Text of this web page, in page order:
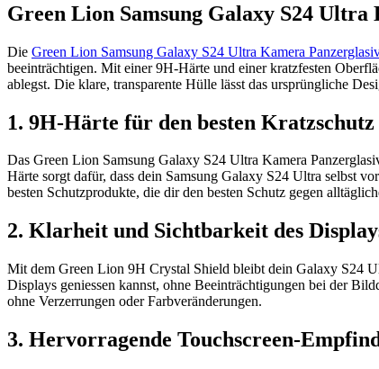
Green Lion Samsung Galaxy S24
Die Green Lion Samsung Galaxy S24 Ultra Kamera
beeinträchtigen. Mit einer 9H-Härte und einer kratzfesten
ablegst. Die klare, transparente Hülle lässt das ursprüngliche
1. 9H-Härte für den besten Kratzschutz
Das Green Lion Samsung Galaxy S24 Ultra Kamera
Härte sorgt dafür, dass dein Samsung Galaxy S24 Ultra selbst
besten Schutzprodukte, die dir den besten Schutz gegen
2. Klarheit und Sichtbarkeit des
Mit dem Green Lion 9H Crystal Shield bleibt dein Galaxy S24
Displays geniessen kannst, ohne Beeinträchtigungen bei der
ohne Verzerrungen oder Farbveränderungen.
3. Hervorragende Touchscreen-